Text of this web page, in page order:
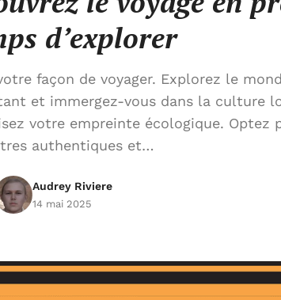
d’explorer
façon de voyager. Explorez le
et immergez-vous dans la culture
votre empreinte écologique. Optez
authentiques et…
Audrey Riviere
14 mai 2025